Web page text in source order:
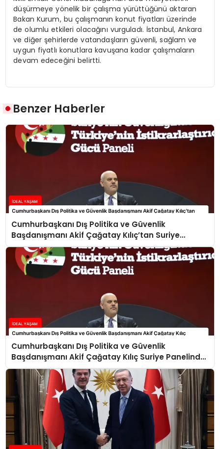
düşürmeye yönelik bir çalışma yürüttüğünü aktaran
Bakan Kurum, bu çalışmanın konut fiyatları üzerinde
de olumlu etkileri olacağını vurguladı. İstanbul, Ankara
ve diğer şehirlerde vatandaşların güvenli, sağlam ve
uygun fiyatlı konutlara kavuşana kadar çalışmaların
devam edeceğini belirtti.
Benzer Haberler
Cumhurbaşkanı Dış Politika ve Güvenlik
Başdanışmanı Akif Çağatay Kılıç’tan Suriye
Panelinde Önemli Açıklamalar
Cumhurbaşkanı Dış Politika ve Güvenlik
Başdanışmanı Akif Çağatay Kılıç Suriye Panelinde
Konuştu